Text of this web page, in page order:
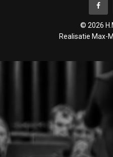
© 2026
Realisatie Max-